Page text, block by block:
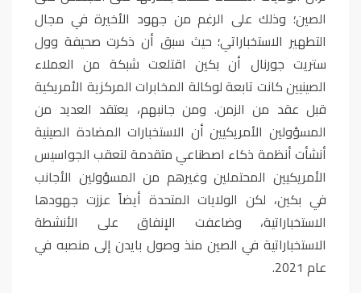
الصين؛ وذلك على الرغم من جهود الأخيرة في مجال
التطهير الاستخباراتي؛ حيث سبق أن ذكرت صحيفة وول
ستريت جورنال أن بكين اقتلعت شبكة من العملاء
الصينيين كانت تابعة لوكالة المخابرات المركزية الأمريكية
قبل عقد من الزمن. ومن جانبهم، يعتقد العديد من
المسؤولين الأمريكيين أن الاستخبارات المضادة الصينية
أنشأت أنظمة ذكاء اصطناعي متقدمة لتعقب الجواسيس
الأمريكيين المحتملين وغيرهم من المسؤولين الأجانب
في بكين، لكن الولايات المتحدة أيضاً عززت جهودها
الاستخباراتية، وضاعفت الإنفاق على الأنشطة
الاستخباراتية في الصين منذ وصول بايدن إلى منصبه في
عام 2021
.